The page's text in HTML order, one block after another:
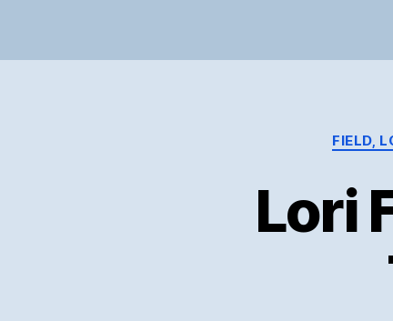
FIELD,
Lori